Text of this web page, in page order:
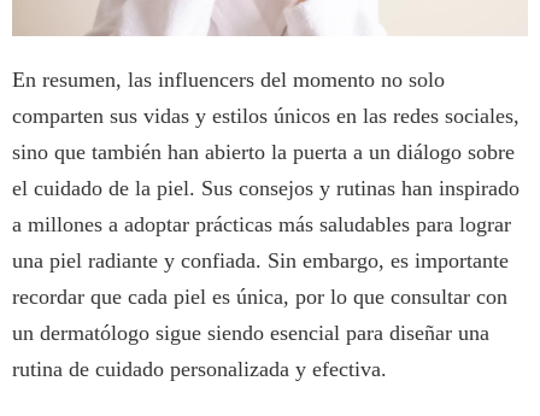
En resumen, las influencers del momento no solo
comparten sus vidas y estilos únicos en las redes sociales,
sino que también han abierto la puerta a un diálogo sobre
el cuidado de la piel. Sus consejos y rutinas han inspirado
a millones a adoptar prácticas más saludables para lograr
una piel radiante y confiada. Sin embargo, es importante
recordar que cada piel es única, por lo que consultar con
un dermatólogo sigue siendo esencial para diseñar una
rutina de cuidado personalizada y efectiva.